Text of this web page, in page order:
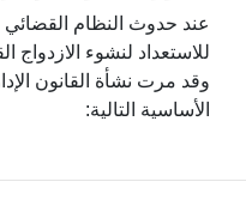
عند حدوث النظام
للاستعداد لنشوء الازدواج
وقد مرت نشأة القانون
الأساسية التالية: